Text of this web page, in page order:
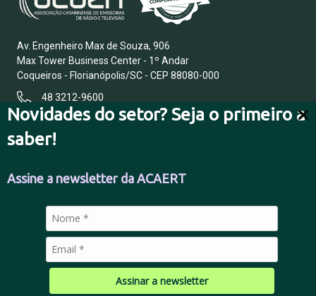
Novidades do setor? Seja o primeiro a
saber!
Assine a newsletter da ACAERT
Assinar a newsletter
Av. Engenheiro Max de Souza, 906
Max Tower Business Center - 1º Andar
Coqueiros - Florianópolis/SC - CEP 88080-000
48 3212-9600
FALE CONOSCO
POLÍTICA DE PRIVACIDADE
© 2026 Todos os direitos reservados.